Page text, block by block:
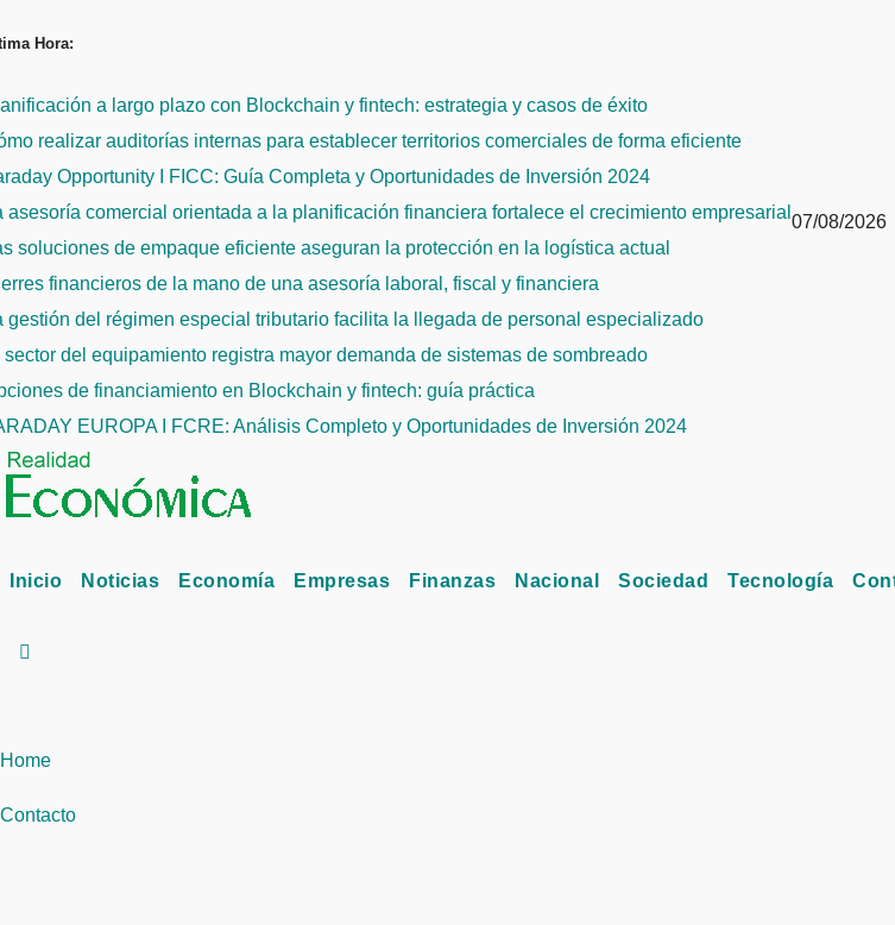
al
Hora:
a largo plazo con Blockchain y fintech: estrategia y casos de éxito
realizar auditorías internas para establecer territorios comerciales de forma eficiente
Opportunity I FICC: Guía Completa y Oportunidades de Inversión 2024
asesoría comercial orientada a la planificación financiera fortalece el crecimiento empresarial
soluciones de empaque eficiente aseguran la protección en la logística actual
financieros de la mano de una asesoría laboral, fiscal y financiera
gestión del régimen especial tributario facilita la llegada de personal especializado
sector del equipamiento registra mayor demanda de sistemas de sombreado
de financiamiento en Blockchain y fintech: guía práctica
EUROPA I FCRE: Análisis Completo y Oportunidades de Inversión 2024
07/08/2026
Inicio Noticias Economía Empresas Finanzas Nacional Sociedad Tecnología
Home
Contacto